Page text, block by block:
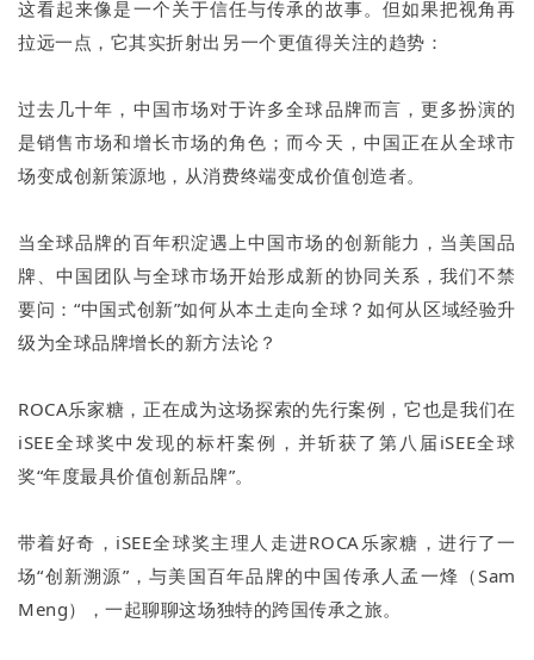
这看起来像是一个关于信任与传承的故事。但如果把视角再
拉远一点，它其实折射出另一个更值得关注的趋势：
过去几十年，中国市场对于许多全球品牌而言，更多扮演的
是销售市场和增长市场的角色；而今天，中国正在从全球市
场变成创新策源地，从消费终端变成价值创造者。
当全球品牌的百年积淀遇上中国市场的创新能力，当美国品
牌、中国团队与全球市场开始形成新的协同关系，我们不禁
要问：“中国式创新”如何从本土走向全球？如何从区域经验升
级为全球品牌增长的新方法论？
ROCA乐家糖，正在成为这场探索的先行案例，它也是我们在
iSEE全球奖中发现的标杆案例，并斩获了第八届iSEE全球
奖“年度最具价值创新品牌”。
带着好奇，iSEE全球奖主理人走进ROCA乐家糖，进行了一
场“创新溯源”，与美国百年品牌的中国传承人孟一烽（Sam
Meng），一起聊聊这场独特的跨国传承之旅。